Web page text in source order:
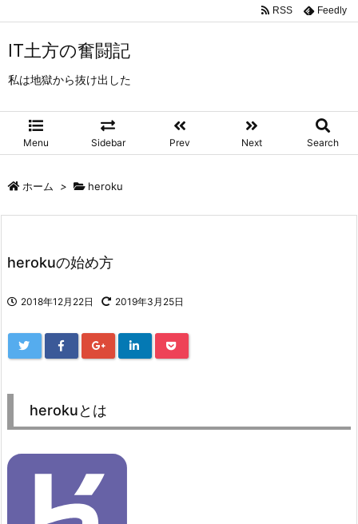
IT土方の奮闘記
私は地獄から抜け出した
Menu Sidebar Prev Next Search
RSS Feedly
ホーム > heroku
herokuの始め方
2018年12月22日 2019年3月25日
herokuとは